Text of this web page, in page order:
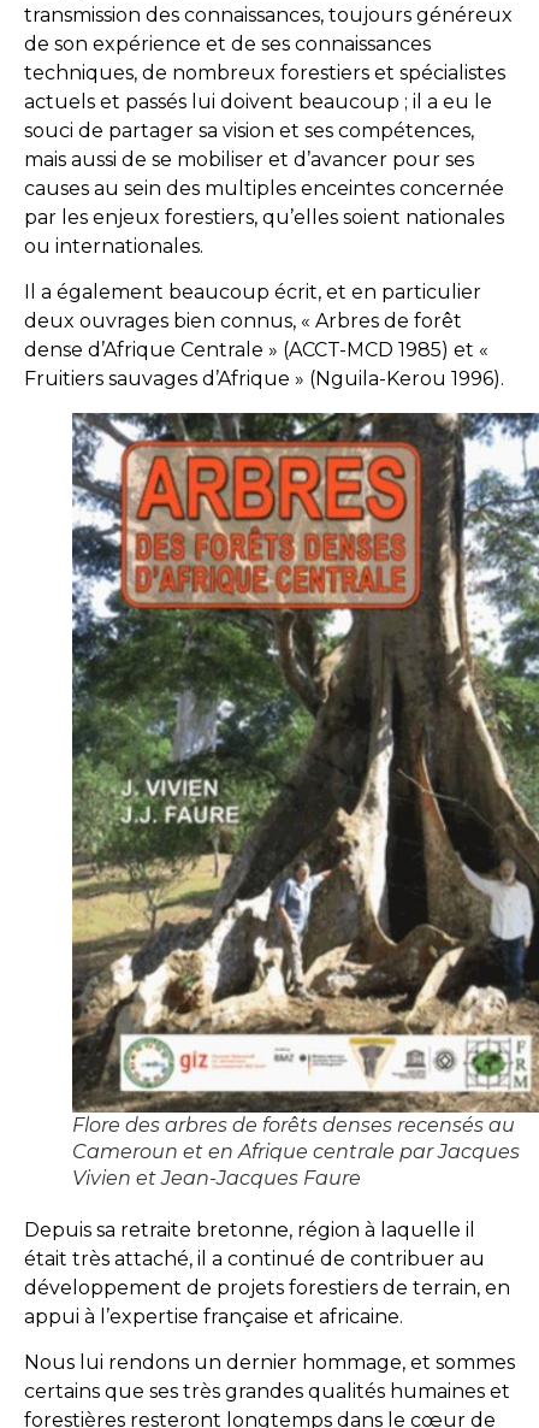
transmission des connaissances, toujours généreux
de son expérience et de ses connaissances
techniques, de nombreux forestiers et spécialistes
actuels et passés lui doivent beaucoup ; il a eu le
souci de partager sa vision et ses compétences,
mais aussi de se mobiliser et d’avancer pour ses
causes au sein des multiples enceintes concernée
par les enjeux forestiers, qu’elles soient nationales
ou internationales.
Il a également beaucoup écrit, et en particulier
deux ouvrages bien connus, « Arbres de forêt
dense d’Afrique Centrale » (ACCT-MCD 1985) et «
Fruitiers sauvages d’Afrique » (Nguila-Kerou 1996).
Flore des arbres de forêts denses recensés au
Cameroun et en Afrique centrale par Jacques
Vivien et Jean-Jacques Faure
Depuis sa retraite bretonne, région à laquelle il
était très attaché, il a continué de contribuer au
développement de projets forestiers de terrain, en
appui à l’expertise française et africaine.
Nous lui rendons un dernier hommage, et sommes
certains que ses très grandes qualités humaines et
forestières resteront longtemps dans le cœur de